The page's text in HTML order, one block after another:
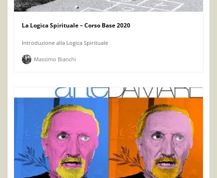
La Logica Spirituale – Corso Base 2020
Introduzione alla Logica Spirituale
Massimo Bianchi